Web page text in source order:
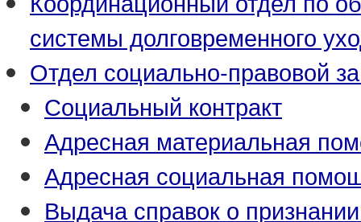
системы долговременного
Отдел социально-правовой
Социальный контракт
Адресная материальная
Адресная социальная
Выдача справок о